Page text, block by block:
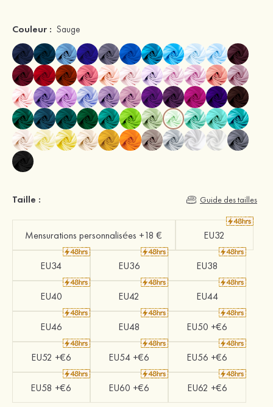
Couleur : Sauge
Taille : Guide des tailles
Mensurations personnalisées +18 € EU32
EU34 EU36 EU38
EU40 EU42 EU44
EU46 EU48 EU50 +€6
EU52 +€6 EU54 +€6 EU56 +€6
EU58 +€6 EU60 +€6 EU62 +€6